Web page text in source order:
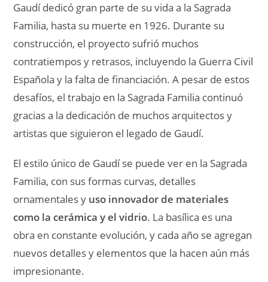
Gaudí dedicó gran parte de su vida a la Sagrada
Familia, hasta su muerte en 1926. Durante su
construcción, el proyecto sufrió muchos
contratiempos y retrasos, incluyendo la Guerra Civil
Española y la falta de financiación. A pesar de estos
desafíos, el trabajo en la Sagrada Familia continuó
gracias a la dedicación de muchos arquitectos y
artistas que siguieron el legado de Gaudí.
El estilo único de Gaudí se puede ver en la Sagrada
Familia, con sus formas curvas, detalles
ornamentales y uso innovador de materiales
como la cerámica y el vidrio. La basílica es una
obra en constante evolución, y cada año se agregan
nuevos detalles y elementos que la hacen aún más
impresionante.